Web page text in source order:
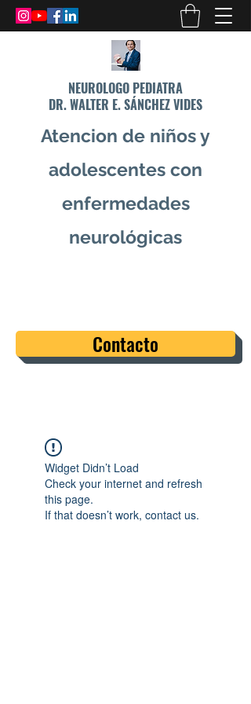
NEUROLOGO PEDIATRA
DR. WALTER E. SÁNCHEZ VIDES
Atencion de niños y
adolescentes con
enfermedades
neurológicas
Contacto
Widget Didn’t Load
Check your internet and refresh
this page.
If that doesn’t work, contact us.